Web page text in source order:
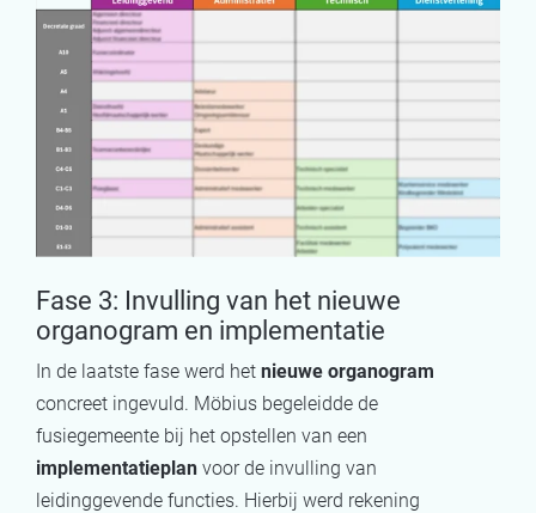
Fase 3: Invulling van het nieuwe
organogram en implementatie
In de laatste fase werd het nieuwe organogram
concreet ingevuld. Möbius begeleidde de
fusiegemeente bij het opstellen van een
implementatieplan voor de invulling van
leidinggevende functies. Hierbij werd rekening